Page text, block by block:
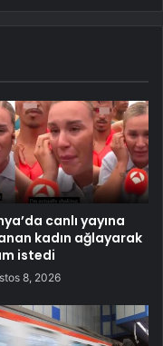
canlı yayına
kadın ağlayarak
istedi
8, 2026